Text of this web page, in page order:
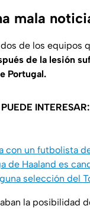
mala
de los equipos
de la lesión
Portugal.
INTERESAR:
con un futbolista
de Haaland es
selección del
la posibilidad